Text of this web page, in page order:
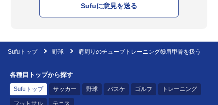
Sufuに意見を送る
Sufuトップ 野球 肩周りのチューブトレーニング⑯肩甲骨を扱う
各種目トップから探す
Sufuトップ サッカー 野球 バスケ ゴルフ トレーニング
フットサル テニス